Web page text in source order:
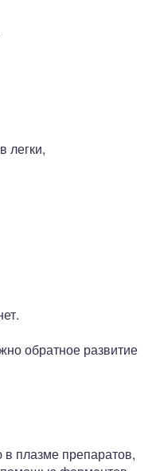
легки,
обратное развитие
плазме препаратов,